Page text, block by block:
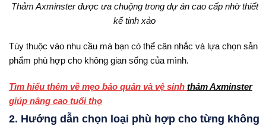
Thảm Axminster được ưa chuộng trong dự án cao cấp nhờ thiết
kế tinh xảo
Tùy thuộc vào nhu cầu mà bạn có thể cân nhắc và lựa chọn sản
phẩm phù hợp cho không gian sống của mình.
Tìm hiểu thêm về mẹo bảo quản và vệ sinh thảm Axminster
giúp nâng cao tuổi thọ
2. Hướng dẫn chọn loại phù hợp cho từng không